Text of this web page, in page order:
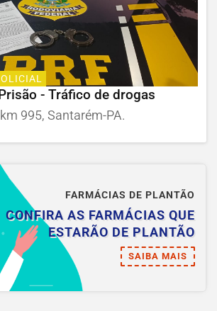
- Tráfico de drogas
995, Santarém-PA.
FARMÁCIAS DE PLANTÃO
CONFIRA AS FARMÁCIAS QUE
ESTARÃO DE PLANTÃO
SAIBA MAIS